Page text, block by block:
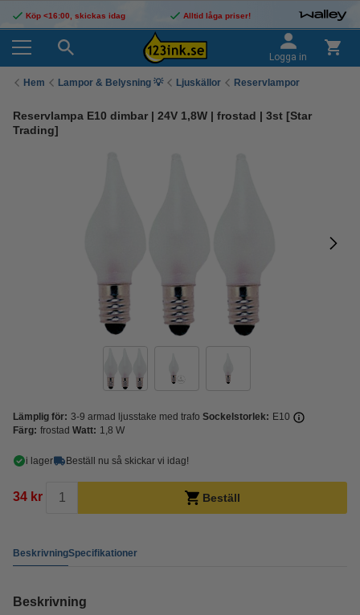
Köp <16:00, skickas idag Alltid låga priser!
Logga in
Hem Lampor & Belysning 💡 Ljuskällor Reservlampor
Reservlampa E10 dimbar | 24V 1,8W | frostad | 3st [Star
Trading]
Lämplig för: 3-9 armad ljusstake med trafo Sockelstorlek: E10
Färg: frostad Watt: 1,8 W
i lager Beställ nu så skickar vi idag!
34 kr Beställ
BeskrivningSpecifikationer
Beskrivning